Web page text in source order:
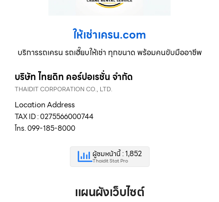
ให้เช่าเครน.com
บริการรถเครน รถเฮี๊ยบให้เช่า ทุกขนาด พร้อมคนขับมืออาชีพ
บริษัท ไทยดิท คอร์ปอเรชั่น จำกัด
THAIDIT CORPORATION CO., LTD.
Location Address
TAX ID : 0275566000744
โทร. 099-185-8000
ผู้ชมหน้านี้ : 1,852
Thaidit Stat Pro
แผนผังเว็บไซต์